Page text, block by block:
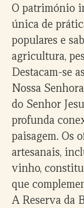
O património
única de
populares e
agricultura,
Destacam-se
Nossa
do Senhor
profunda
paisagem. Os
artesanais,
vinho,
que
A Reserva da